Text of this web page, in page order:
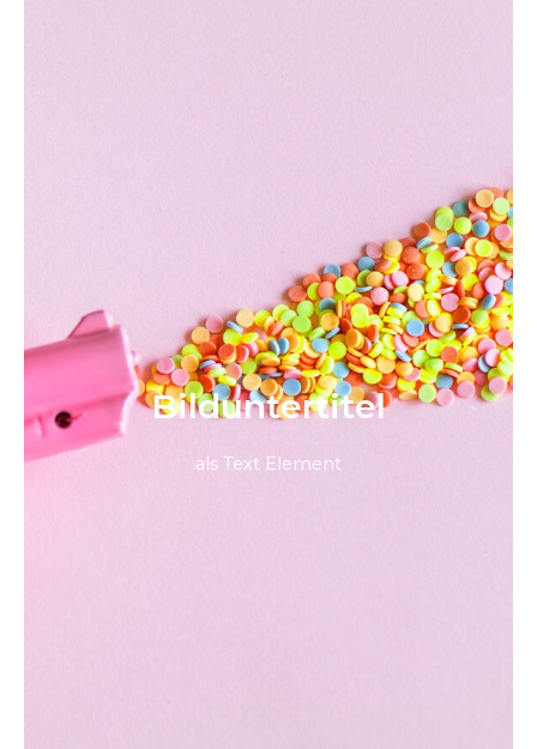
Bild­unter­titel
als Text Element